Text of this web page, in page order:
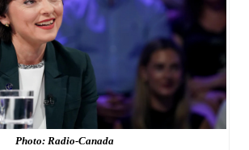
Photo: Radio-Canada